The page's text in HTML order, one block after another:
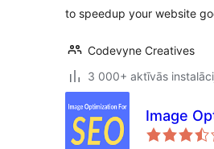
to speedup your website
Codevyne Creatives
3 000+ aktīvās
Image